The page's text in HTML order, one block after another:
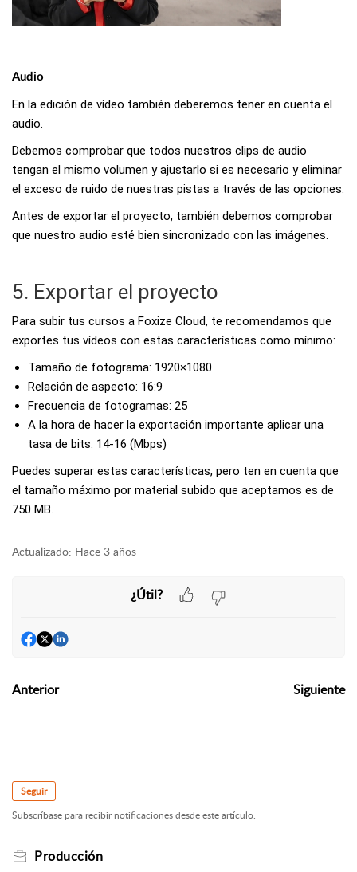
Audio
En la edición de vídeo también deberemos tener en cuenta el
audio.
Debemos comprobar que todos nuestros clips de audio
tengan el mismo volumen y ajustarlo si es necesario y eliminar
el exceso de ruido de nuestras pistas a través de las opciones.
Antes de exportar el proyecto, también debemos comprobar
que nuestro audio esté bien sincronizado con las imágenes.
5. Exportar el proyecto
Para subir tus cursos a Foxize Cloud, te recomendamos que
exportes tus vídeos con estas características como mínimo:
Tamaño de fotograma: 1920×1080
Relación de aspecto: 16:9
Frecuencia de fotogramas: 25
A la hora de hacer la exportación importante aplicar una
tasa de bits: 14-16 (Mbps)
Puedes superar estas características, pero ten en cuenta que
el tamaño máximo por material subido que aceptamos es de
750 MB.
Actualizado: Hace 3 años
¿Útil?
Anterior Siguiente
Seguir
Subscríbase para recibir notificaciones desde este artículo.
Producción